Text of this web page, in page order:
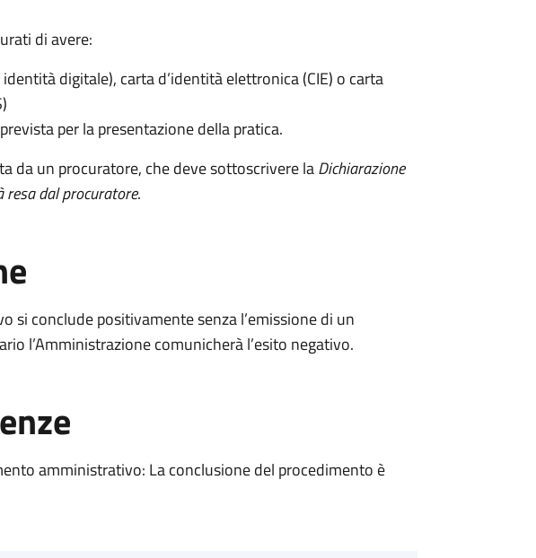
di avere:
digitale), carta d’identità elettronica (CIE) o carta
per la presentazione della pratica.
da un procuratore, che deve sottoscrivere laDichiarazione
dal procuratore.
si conclude positivamente senza l’emissione di un
l’Amministrazione comunicherà l’esito negativo.
amministrativo: La conclusione del procedimento è